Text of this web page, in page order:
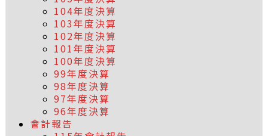
104年度決算
103年度決算
102年度決算
101年度決算
100年度決算
99年度決算
98年度決算
97年度決算
96年度決算
會計報告